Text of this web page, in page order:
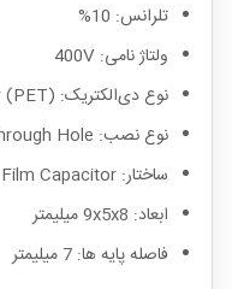
تلرانس: 10%
ولتاژ نامی: 400V
نوع دی‌الکتریک: Polyester (PET)
نوع نصب: Through Hole
ساختار: Film Capacitor
ابعاد: 9x5x8 میلیمتر
فاصله پایه ها: 7 میلیمتر